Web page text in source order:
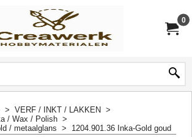
0
> VERF / INKT / LAKKEN >
/ Wax / Polish >
/ metaalglans > 1204.901.36 Inka-Gold goud